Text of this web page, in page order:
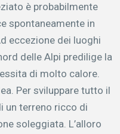
è probabilmente
spontaneamente in
eccezione dei luoghi
delle Alpi predilige la
di molto calore.
Per sviluppare tutto il
un terreno ricco di
soleggiata. L’alloro